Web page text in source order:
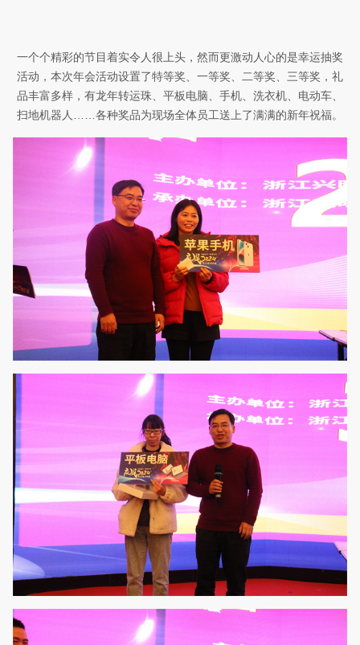
一个个精彩的节目着实令人很上头，然而更激动人心的是幸运抽奖
活动，本次年会活动设置了特等奖、一等奖、二等奖、三等奖，礼
品丰富多样，有龙年转运珠、平板电脑、手机、洗衣机、电动车、
扫地机器人……各种奖品为现场全体员工送上了满满的新年祝福。